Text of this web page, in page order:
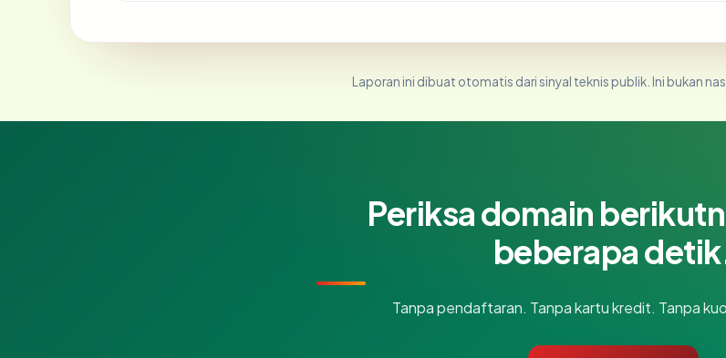
Laporan ini dibuat otomatis dari sinyal teknis publik. Ini bukan
Periksa domain
beberapa
Tanpa pendaftaran. Tanpa kartu kredit. Tanpa